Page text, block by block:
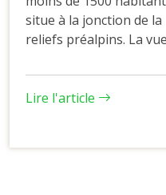
situe à la jonction de
reliefs préalpins. La
Lire l'article